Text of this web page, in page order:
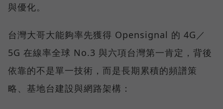
與優化。
台灣大哥大能夠率先獲得 Opensignal 的 4G／
5G 在線率全球 No.3 與六項台灣第一肯定，背後
依靠的不是單一技術，而是長期累積的頻譜策
略、基地台建設與網路架構：